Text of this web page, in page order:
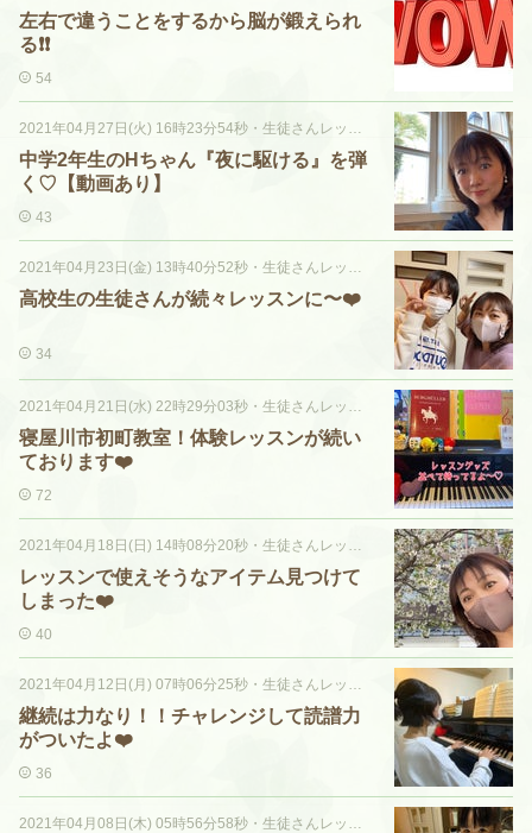
左右で違うことをするから脳が鍛えられ
る❗️❗️
54
2021年04月27日(火) 16時23分54秒 ・ 生徒さんレッスン風景♡
中学2年生のHちゃん『夜に駆ける』を弾
く♡【動画あり】
43
2021年04月23日(金) 13時40分52秒 ・ 生徒さんレッスン風景♡
高校生の生徒さんが続々レッスンに〜❤️
34
2021年04月21日(水) 22時29分03秒 ・ 生徒さんレッスン風景♡
寝屋川市初町教室！体験レッスンが続い
ております❤️
72
2021年04月18日(日) 14時08分20秒 ・ 生徒さんレッスン風景♡
レッスンで使えそうなアイテム見つけて
しまった❤️
40
2021年04月12日(月) 07時06分25秒 ・ 生徒さんレッスン風景♡
継続は力なり！！チャレンジして読譜力
がついたよ❤️
36
2021年04月08日(木) 05時56分58秒 ・ 生徒さんレッスン風景♡